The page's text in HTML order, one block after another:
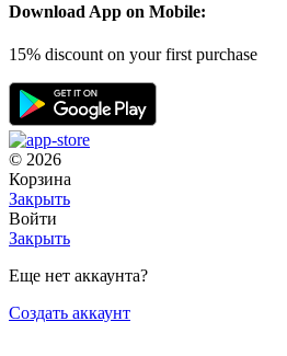
Download App on Mobile:
15% discount on your first purchase
© 2026
Корзина
Закрыть
Войти
Закрыть
Еще нет аккаунта?
Создать аккаунт